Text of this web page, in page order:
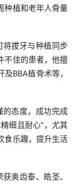
种植和老年人骨量
不佳的患者，他擅
BBA植骨术等，
细且耐心”，尤其
食乐趣，提升生活